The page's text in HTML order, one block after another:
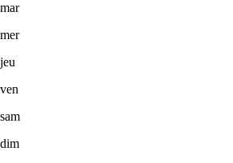
mar
mer
jeu
ven
sam
dim